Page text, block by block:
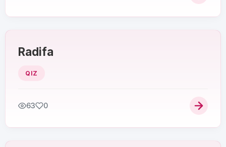
Radifa
QIZ
63 0